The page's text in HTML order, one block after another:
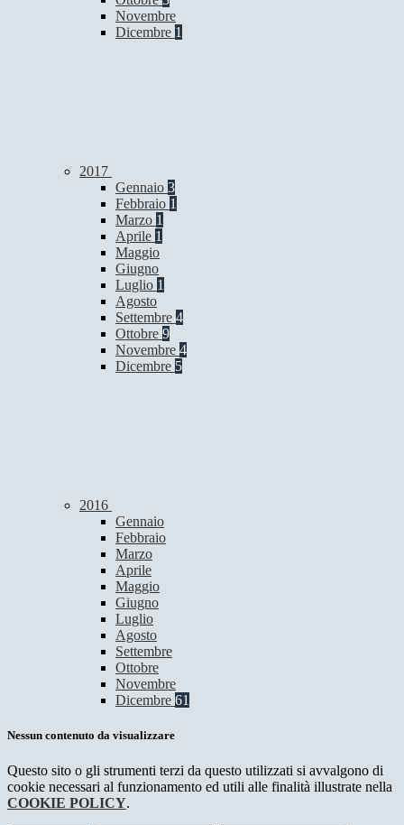
Novembre
Dicembre 1
2017
Gennaio 3
Febbraio 1
Marzo 1
Aprile 1
Maggio
Giugno
Luglio 1
Agosto
Settembre 4
Ottobre 9
Novembre 4
Dicembre 5
2016
Gennaio
Febbraio
Marzo
Aprile
Maggio
Giugno
Luglio
Agosto
Settembre
Ottobre
Novembre
Dicembre 61
Nessun contenuto da visualizzare
Questo sito o gli strumenti terzi da questo utilizzati si avvalgono di
cookie necessari al funzionamento ed utili alle finalità illustrate nella
COOKIE POLICY.